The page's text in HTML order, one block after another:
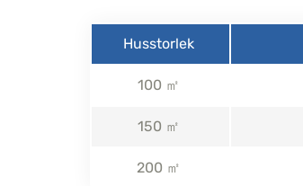
Husstorlek
100 ㎡
150 ㎡
200 ㎡